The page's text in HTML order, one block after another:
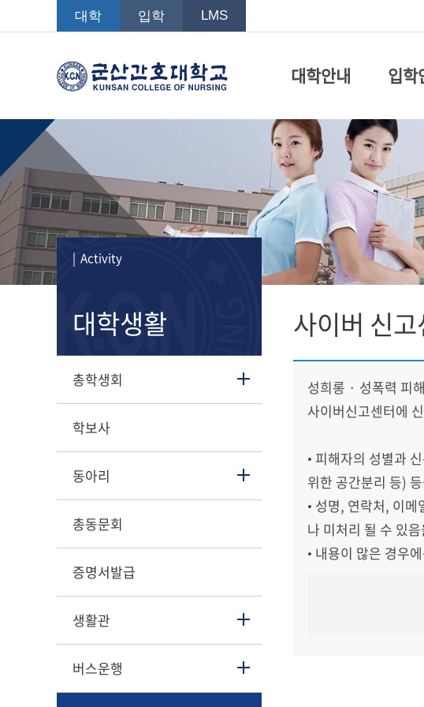
대학 입학 LMS
대학안내 입학
| Activity
대학생활
총학생회
학보사
동아리
총동문회
증명서발급
생활관
버스운행
사이버 신고
성희롱 · 성폭력 피
사이버신고센터에
• 피해자의 성별과
위한 공간분리 등)
• 성명, 연락처, 이
나 미처리 될 수 있
• 내용이 많은 경우